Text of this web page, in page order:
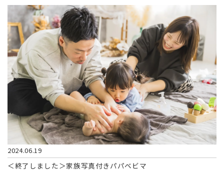
2024.06.19
＜終了しました＞家族写真付きパパベビマ